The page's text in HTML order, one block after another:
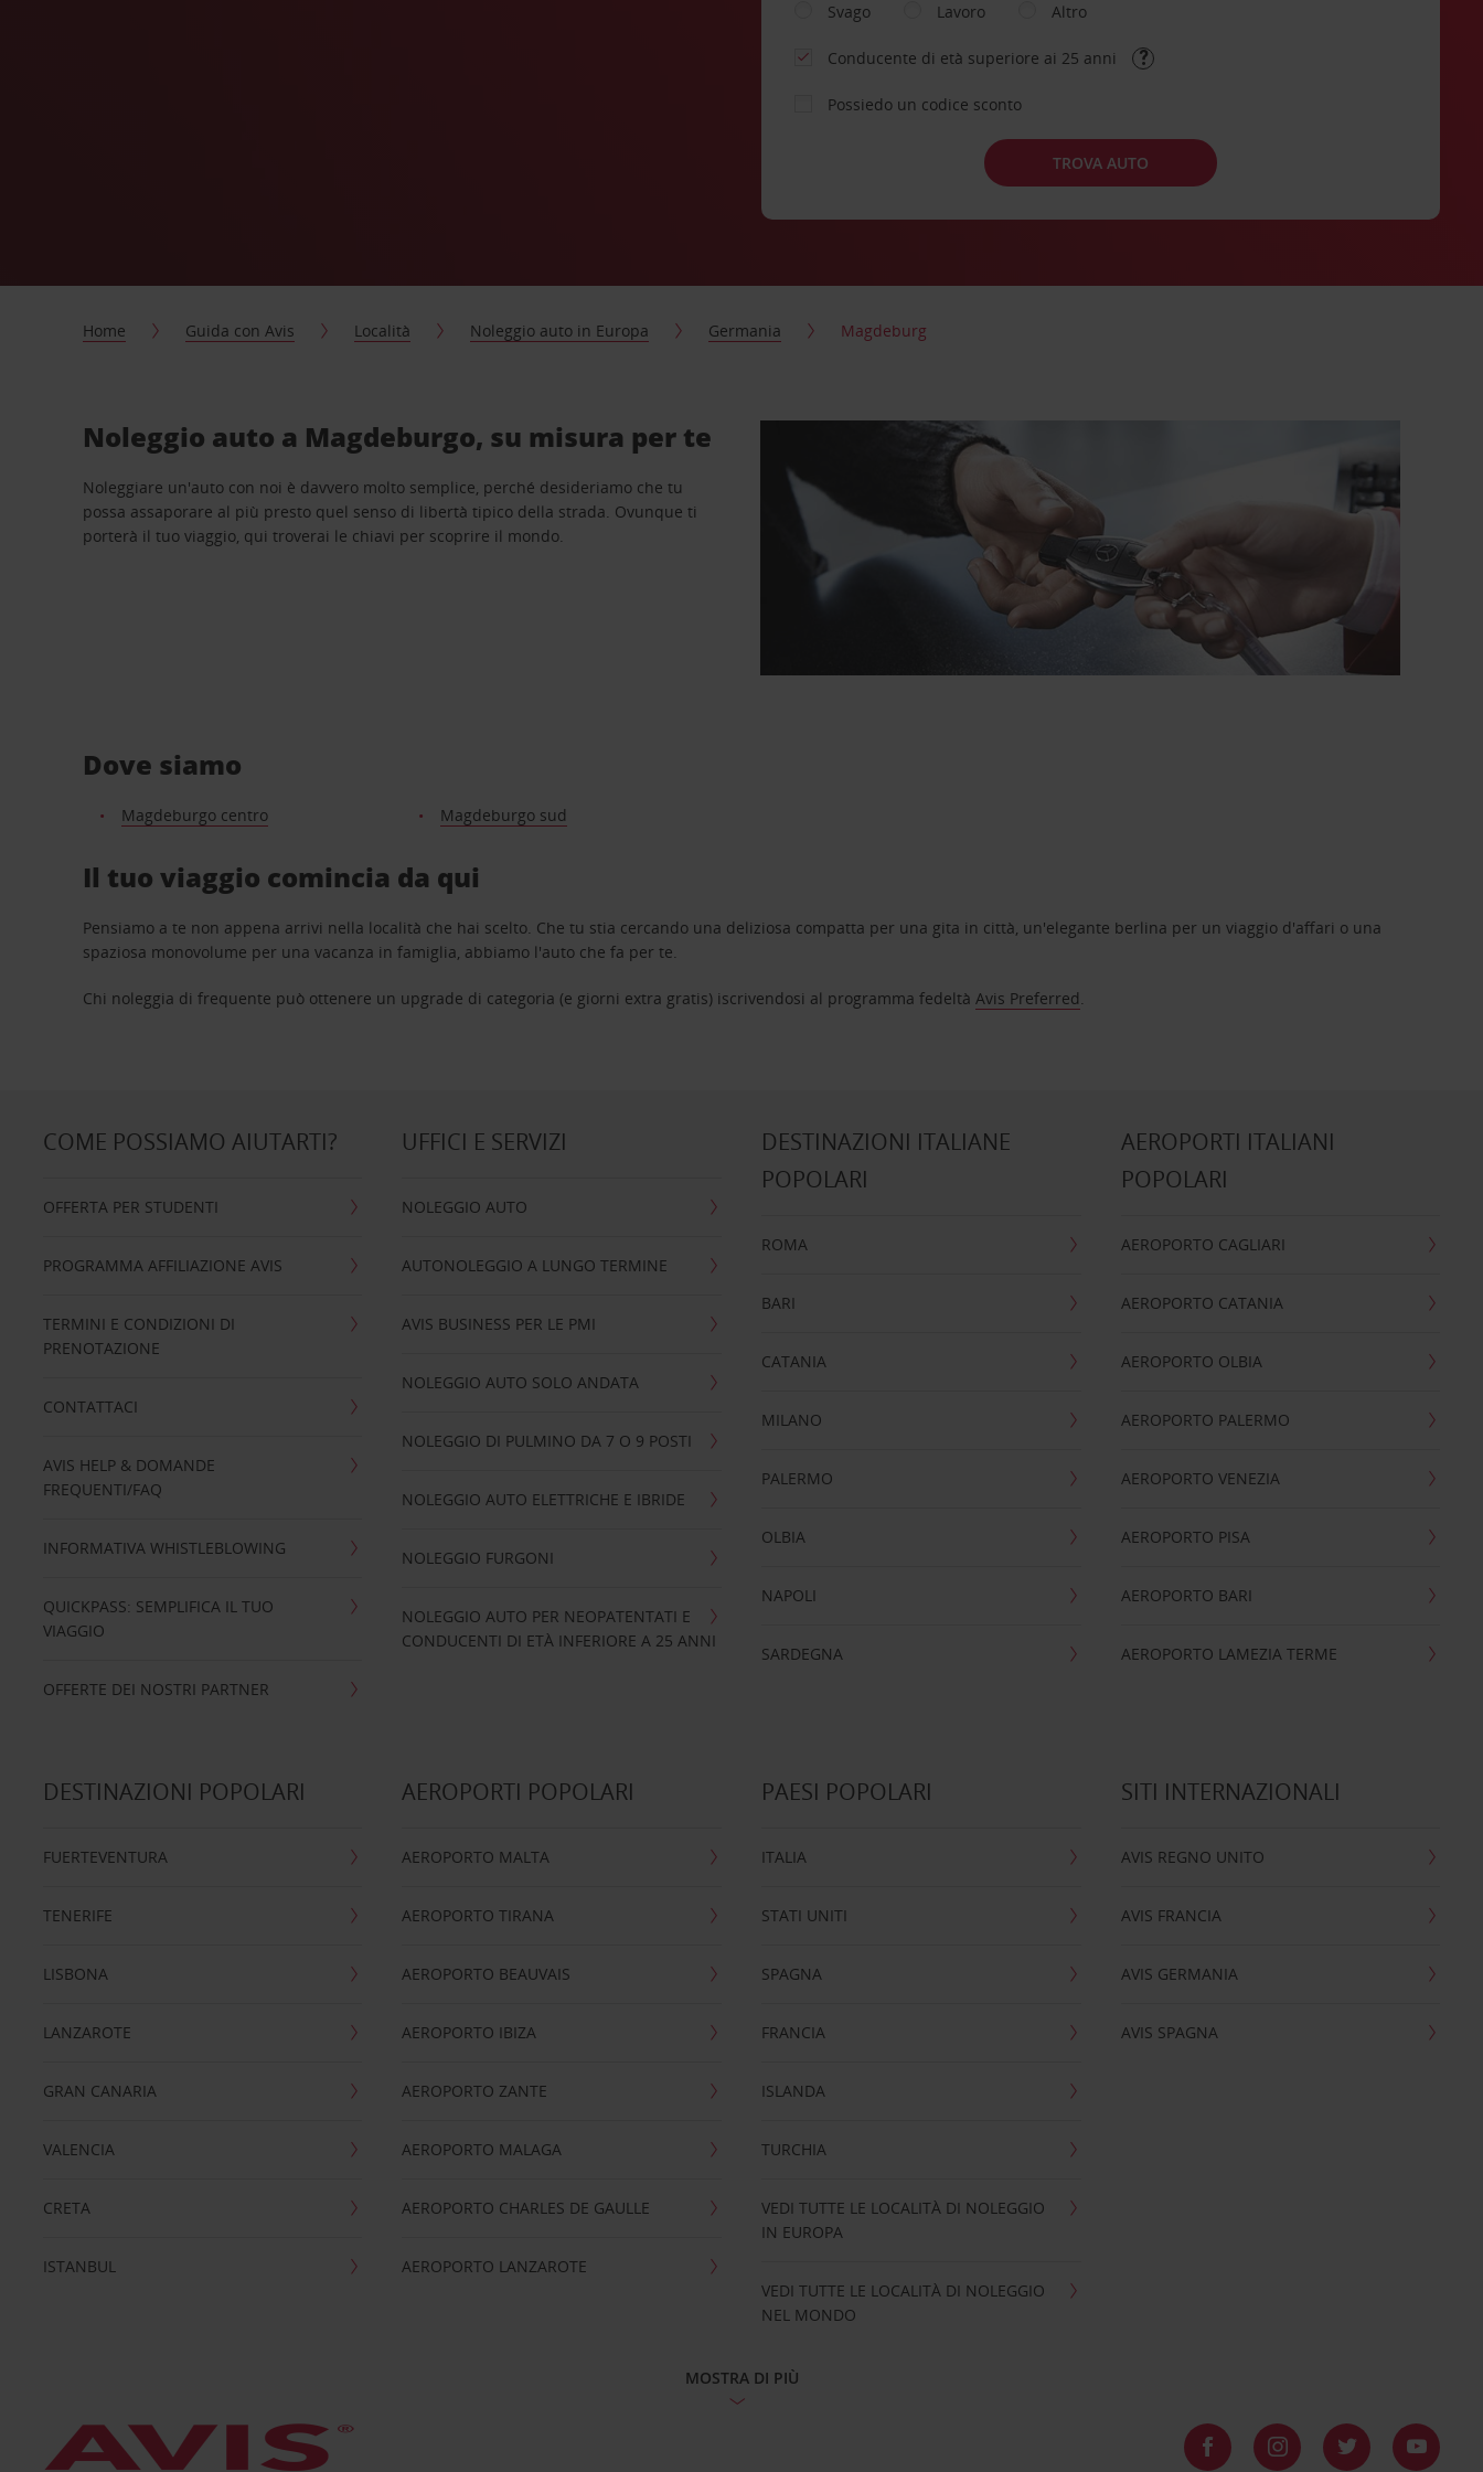
Svago
Lavoro Altro
Conducente di età superiore ai 25 anni
Possiedo un codice sconto
TROVA AUTO
Home Guida con Avis Località Noleggio auto in Europa Germania Magdeburg
Noleggio auto a Magdeburgo, su misura per te
Noleggiare un'auto con noi è davvero molto semplice, perché desideriamo che tu
possa assaporare al più presto quel senso di libertà tipico della strada. Ovunque ti
porterà il tuo viaggio, qui troverai le chiavi per scoprire il mondo.
Dove siamo
Magdeburgo centro Magdeburgo sud
Il tuo viaggio comincia da qui
Pensiamo a te non appena arrivi nella località che hai scelto. Che tu stia cercando una deliziosa compatta per una gita in città, un'elegante berlina per un viaggio d'affari o una
spaziosa monovolume per una vacanza in famiglia, abbiamo l'auto che fa per te.
Chi noleggia di frequente può ottenere un upgrade di categoria (e giorni extra gratis) iscrivendosi al programma fedeltàAvis Preferred.
COME POSSIAMO AIUTARTI?
OFFERTA PER STUDENTI
PROGRAMMA AFFILIAZIONE AVIS
TERMINI E CONDIZIONI DI
PRENOTAZIONE
CONTATTACI
AVIS HELP & DOMANDE
FREQUENTI/FAQ
INFORMATIVA WHISTLEBLOWING
QUICKPASS: SEMPLIFICA IL TUO
VIAGGIO
OFFERTE DEI NOSTRI PARTNER
UFFICI E SERVIZI
NOLEGGIO AUTO
AUTONOLEGGIO A LUNGO TERMINE
AVIS BUSINESS PER LE PMI
NOLEGGIO AUTO SOLO ANDATA
NOLEGGIO DI PULMINO DA 7 O 9 POSTI
NOLEGGIO AUTO ELETTRICHE E IBRIDE
NOLEGGIO FURGONI
NOLEGGIO AUTO PER NEOPATENTATI E
CONDUCENTI DI ETÀ INFERIORE A 25 ANNI
DESTINAZIONI ITALIANE
POPOLARI
ROMA
BARI
CATANIA
MILANO
PALERMO
OLBIA
NAPOLI
SARDEGNA
AEROPORTI ITALIANI
POPOLARI
AEROPORTO CAGLIARI
AEROPORTO CATANIA
AEROPORTO OLBIA
AEROPORTO PALERMO
AEROPORTO VENEZIA
AEROPORTO PISA
AEROPORTO BARI
AEROPORTO LAMEZIA TERME
DESTINAZIONI POPOLARI
FUERTEVENTURA
TENERIFE
LISBONA
LANZAROTE
GRAN CANARIA
VALENCIA
CRETA
ISTANBUL
AEROPORTI POPOLARI
AEROPORTO MALTA
AEROPORTO TIRANA
AEROPORTO BEAUVAIS
AEROPORTO IBIZA
AEROPORTO ZANTE
AEROPORTO MALAGA
AEROPORTO CHARLES DE GAULLE
AEROPORTO LANZAROTE
PAESI POPOLARI
ITALIA
STATI UNITI
SPAGNA
FRANCIA
ISLANDA
TURCHIA
VEDI TUTTE LE LOCALITÀ DI NOLEGGIO
IN EUROPA
VEDI TUTTE LE LOCALITÀ DI NOLEGGIO
NEL MONDO
SITI INTERNAZIONALI
AVIS REGNO UNITO
AVIS FRANCIA
AVIS GERMANIA
AVIS SPAGNA
MOSTRA DI PIÙ